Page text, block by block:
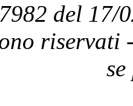
del 17/
riservati